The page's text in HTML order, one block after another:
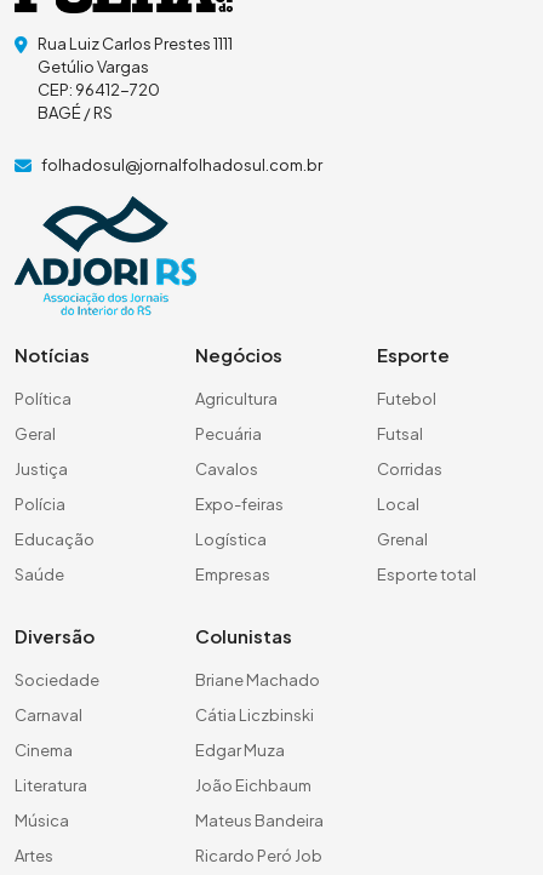
Rua Luiz Carlos Prestes 1111
Getúlio Vargas
CEP: 96412-720
BAGÉ / RS
folhadosul@jornalfolhadosul.com.br
Notícias
Política
Geral
Justiça
Polícia
Educação
Saúde
Negócios
Agricultura
Pecuária
Cavalos
Expo-feiras
Logística
Empresas
Esporte
Futebol
Futsal
Corridas
Local
Grenal
Esporte total
Diversão
Sociedade
Carnaval
Cinema
Literatura
Música
Artes
Colunistas
Briane Machado
Cátia Liczbinski
Edgar Muza
João Eichbaum
Mateus Bandeira
Ricardo Peró Job